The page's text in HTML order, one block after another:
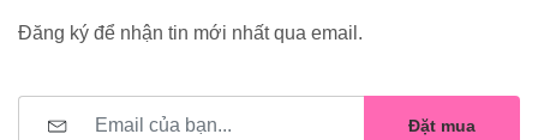
Đăng ký để nhận tin mới nhất qua email.
Đặt mua